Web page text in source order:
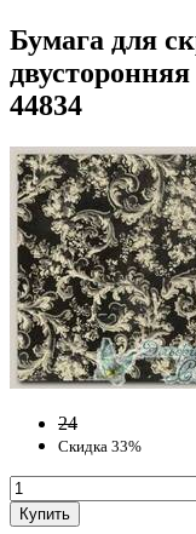
Бумага для
44834
24
Скидка 33%